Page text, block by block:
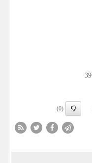
(0)